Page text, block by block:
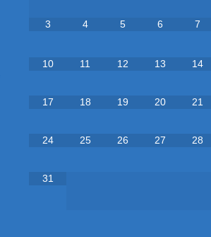
3 4 5 6 7
10 11 12 13 14
17 18 19 20 21
24 25 26 27 28
31